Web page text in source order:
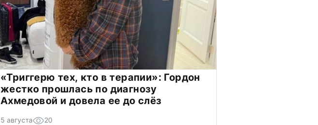
«Триггерю тех, кто в терапии»: Гордон
жестко прошлась по диагнозу
Ахмедовой и довела ее до слёз
5 августа 20